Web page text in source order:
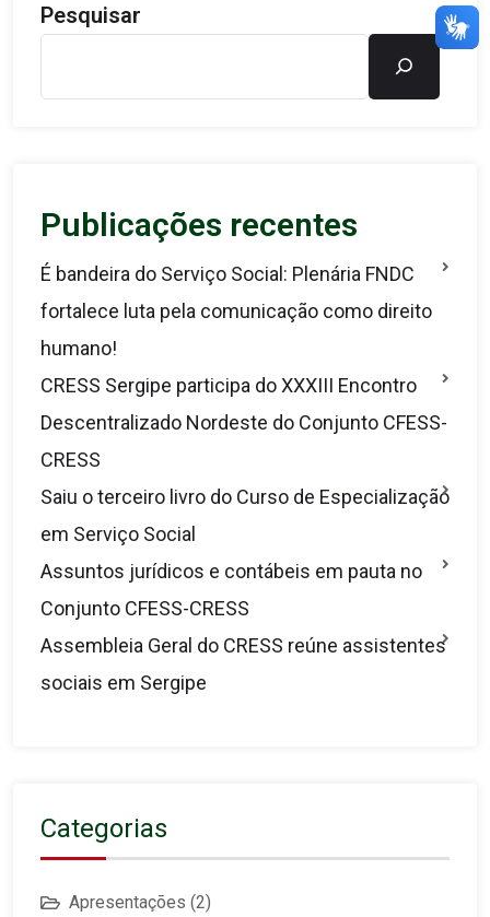
Pesquisar
Publicações recentes
É bandeira do Serviço Social: Plenária FNDC
fortalece luta pela comunicação como direito
humano!
CRESS Sergipe participa do XXXIII Encontro
Descentralizado Nordeste do Conjunto CFESS-
CRESS
Saiu o terceiro livro do Curso de Especialização
em Serviço Social
Assuntos jurídicos e contábeis em pauta no
Conjunto CFESS-CRESS
Assembleia Geral do CRESS reúne assistentes
sociais em Sergipe
Categorias
Apresentações (2)